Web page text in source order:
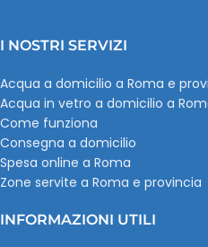
I NOSTRI SERVIZI
Acqua a domicilio a Roma e
Acqua in vetro a domicilio a
Come funziona
Consegna a domicilio
Spesa online a Roma
Zone servite a Roma e provincia
INFORMAZIONI UTILI